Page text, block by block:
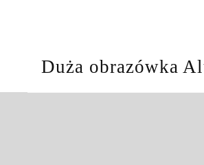
Duża obrazówka